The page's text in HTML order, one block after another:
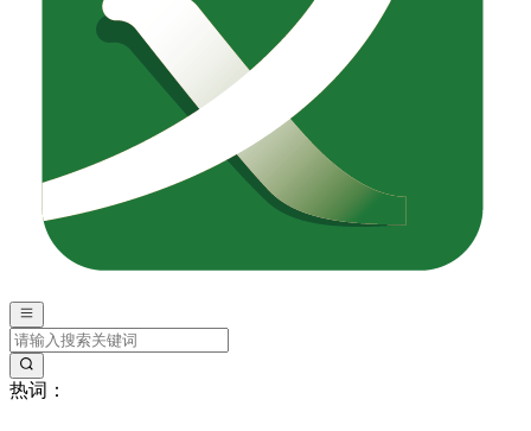
热词：